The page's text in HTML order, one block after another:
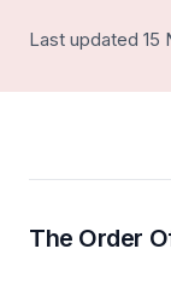
Last updated 15
The Order